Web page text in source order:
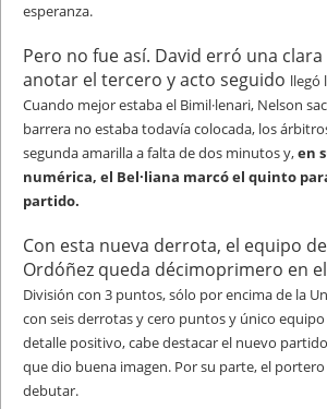
esperanza.
Pero no fue así. David erró una
anotar el tercero y acto seguido llegó
Cuando mejor estaba el Bimil·lenari, Nelson
barrera no estaba todavía colocada, los
segundaamarilla a falta de dos minutos y,en
numérica, el Bel·liana marcó el quinto
partido.
Con esta nueva derrota, el equipo
Ordóñez queda décimoprimero en el
División con 3 puntos, sólo por encima de la
con seis derrotas y cero puntos y único
detalle positivo, cabedestacar el nuevo
que dio buena imagen. Por su parte, el
debutar.